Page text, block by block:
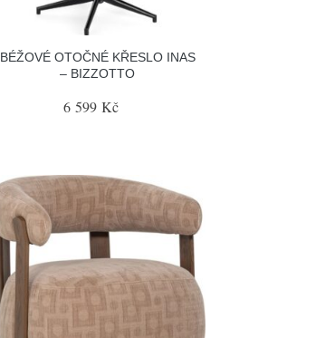
BÉŽOVÉ OTOČNÉ KŘESLO INAS
– BIZZOTTO
6 599 Kč